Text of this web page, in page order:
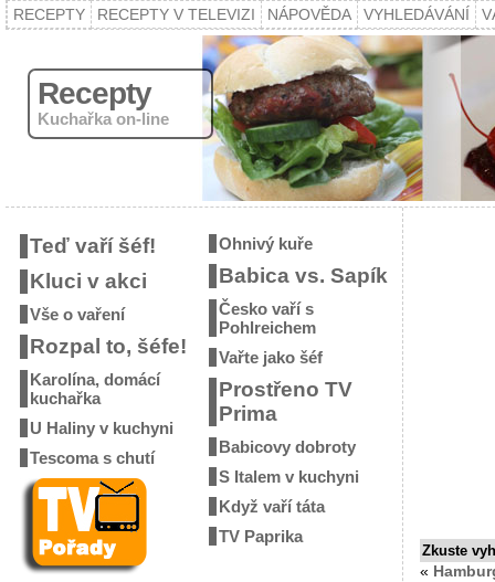
RECEPTY RECEPTY V TELEVIZI NÁPOVĚDA VYHLEDÁVÁNÍ
Recepty
Kuchařka on-line
Teď vaří šéf!
Kluci v akci
Vše o vaření
Rozpal to, šéfe!
Karolína, domácí
kuchařka
U Haliny v kuchyni
Tescoma s chutí
Ohnivý kuře
Babica vs. Sapík
Česko vaří s
Pohlreichem
Vařte jako šéf
Prostřeno TV
Prima
Babicovy dobroty
S Italem v kuchyni
Když vaří táta
TV Paprika
Zkuste
«